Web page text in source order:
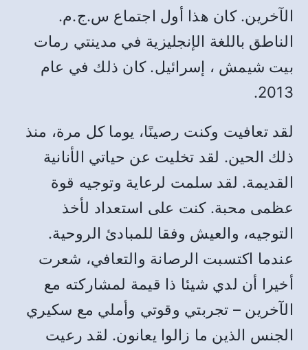
الآخرين. كان هذا أول اجتماع س.ج.م.
الناطق باللغة الإنجليزية في مدينتي رمات
بيت شيمش ، إسرائيل. كان ذلك في عام
2013.
لقد تعافيت وكنت رصينًا، يوما كل مرة، منذ
ذلك الحين. لقد تخليت عن حياتي الأنانية
القديمة. لقد سلمت لرعاية وتوجيه قوة
عظمى محبة. كنت على استعداد لأخذ
التوجيه، والعيش وفقا للمبادئ الروحية.
عندما اكتسبت الرصانة والتعافي، شعرت
أخيرا أن لدي شيئا ذا قيمة لمشاركته مع
الآخرين – تجربتي وقوتي وأملي مع سكيري
الجنس الذين ما زالوا يعانون. لقد رعيت